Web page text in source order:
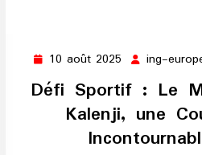
10 août 2025 10
août
2025
ing-
Défi Sportif : Le
Kalenji, une